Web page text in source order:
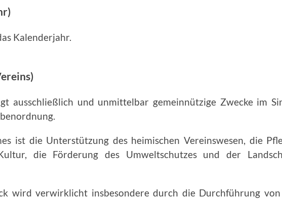
Kalenderjahr.
ausschließlich und unmittelbar gemeinnützige Zwecke im
ist die Unterstützung des heimischen Vereinswesen, die
die Förderung des Umweltschutzes und der
wird verwirklicht insbesondere durch die Durchführung